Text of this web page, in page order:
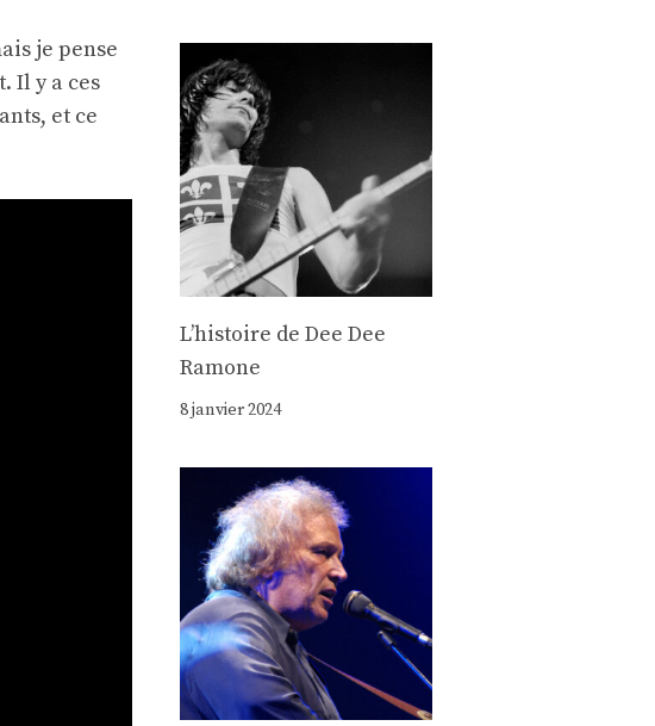
je pense
Il y a ces
et ce
Lʼhistoire de Dee Dee
Ramone
8 janvier 2024